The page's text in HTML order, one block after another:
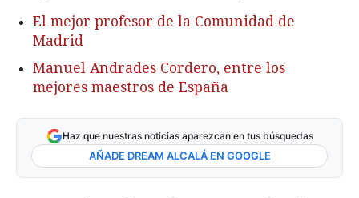
El mejor profesor de la Comunidad de
Madrid
Manuel Andrades Cordero, entre los
mejores maestros de España
Haz que nuestras noticias aparezcan en tus búsquedas
AÑADE DREAM ALCALÁ EN GOOGLE